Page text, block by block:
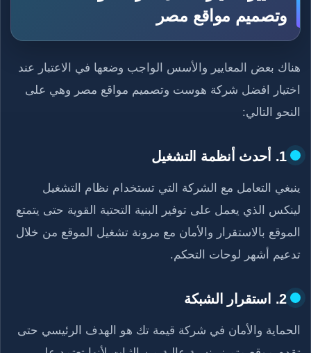
وتصميم مواقع مصر
هناك بعض المعايير والأسس الواجب وضعها في الاعتبار عند
اختيار افضل شركة هوست وتصميم مواقع مصر وهي على
النحو التالي:
1. أحدث أنظمة التشغيل
ينبغي التعامل مع الشركة التي تستخدام نظام التشغيل
لينكس الذي يعمل على توفير البنية التحتية القوية حتى يتمتع
الموقع بالاستقرار والأمان مع مرونة تشغيل الموقع من خلال
تدعيم أشهر لوحات التحكم.
2. استقرار الشبكة
الحماية والأمان في شركة قيمة تك هو الهدف الرئيسي حتى